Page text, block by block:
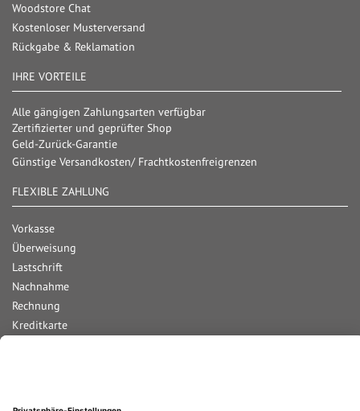
Woodstore Chat
Kostenloser Musterversand
Rückgabe & Reklamation
IHRE VORTEILE
Alle gängigen Zahlungsarten verfügbar
Zertifizierter und geprüfter Shop
Geld-Zurück-Garantie
Günstige Versandkosten/ Frachtkostenfreigrenzen
FLEXIBLE ZAHLUNG
Vorkasse
Überweisung
Lastschrift
Nachnahme
Rechnung
Kreditkarte